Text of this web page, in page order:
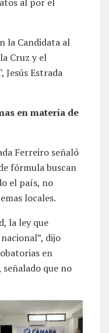
la Candidata al
Cruz y el
Jesús Estrada
en materia de
Ferreiro señaló
fórmula buscan
el país, no
locales.
la ley que
dijo
en
que no